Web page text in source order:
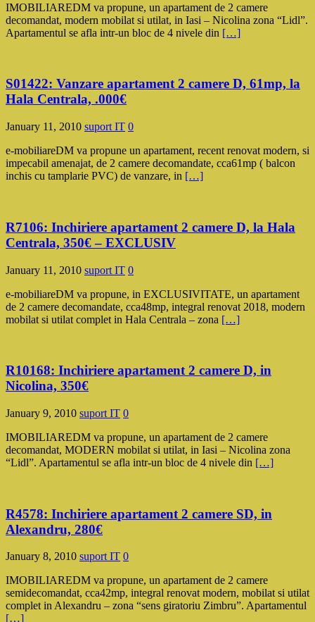
IMOBILIAREDM va propune, un apartament de 2 camere
decomandat, modern mobilat si utilat, in Iasi – Nicolina zona “Lidl”.
Apartamentul se afla intr-un bloc de 4 nivele din […]
S01422: Vanzare apartament 2 camere D, 61mp, la
Hala Centrala, .000€
January 11, 2010 suport IT 0
e-mobiliareDM va propune un apartament, recent renovat modern, si
impecabil amenajat, de 2 camere decomandate, cca61mp ( balcon
inchis cu tamplarie PVC) de vanzare, in […]
R7106: Inchiriere apartament 2 camere D, la Hala
Centrala, 350€ – EXCLUSIV
January 11, 2010 suport IT 0
e-mobiliareDM va propune, in EXCLUSIVITATE, un apartament
de 2 camere decomandate, cca48mp, integral renovat 2018, modern
mobilat si utilat complet in Hala Centrala – zona […]
R10168: Inchiriere apartament 2 camere D, in
Nicolina, 350€
January 9, 2010 suport IT 0
IMOBILIAREDM va propune, un apartament de 2 camere
decomandat, MODERN mobilat si utilat, in Iasi – Nicolina zona
“Lidl”. Apartamentul se afla intr-un bloc de 4 nivele din […]
R4578: Inchiriere apartament 2 camere SD, in
Alexandru, 280€
January 8, 2010 suport IT 0
IMOBILIAREDM va propune, un apartament de 2 camere
semidecomandat, cca42mp, integral renovat modern, mobilat si utilat
complet in Alexandru – zona “sens giratoriu Zimbru”. Apartamentul
[…]